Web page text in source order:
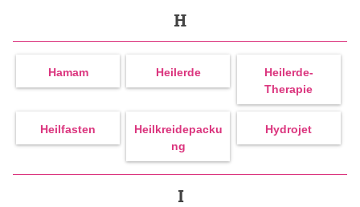
H
Hamam Heilerde
Heilerde-
Therapie
Heilfasten
Heilkreidepacku
Ng
Hydrojet
I